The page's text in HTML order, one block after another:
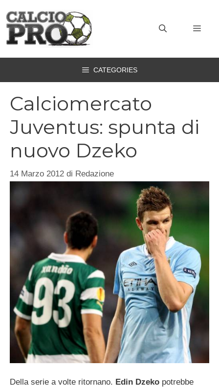
contenuto
CATEGORIES
Calciomercato
Juventus: spunta di
nuovo Dzeko
14 Marzo 2012 di Redazione
Della serie a volte ritornano. Edin Dzeko potrebbe